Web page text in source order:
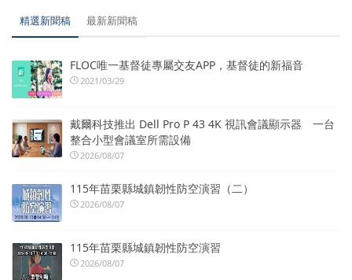
精選新聞稿 最新新聞稿
FLOC唯一基督徒專屬交友APP，基督徒的新福音
2021/03/29
戴爾科技推出 Dell Pro P 43 4K 視訊會議顯示器 一台
整合小型會議室所需設備
2026/08/07
115年苗栗縣城鎮韌性防空演習（二）
2026/08/07
115年苗栗縣城鎮韌性防空演習
2026/08/07